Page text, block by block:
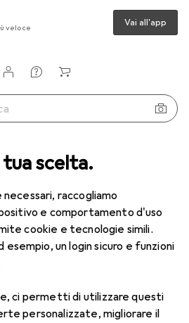
scelta.
raccogliamo
e comportamento d'uso
cookie e tecnologie simili.
un login sicuro e funzioni
ci permetti di utilizzare questi
personalizzate, migliorare il
veloce Vai all'app
cliente
confronto
desideri
Optix più HydraGlyde per l'astigmatismo
1 Immagine
per
6 pz., Torico